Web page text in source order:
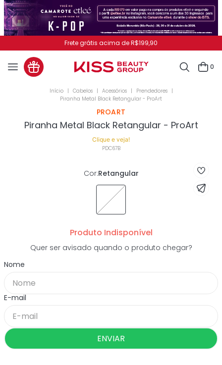
Frete grátis acima de R$199,90
0
Cabelos Acessórios
Prendedores
Piranha Metal Black Retangular - ProArt
PROART
Piranha Metal Black Retangular - ProArt
Clique e veja!
PDC67B
Cor:Retangular
Produto Indisponível
Quer ser avisado quando o produto chegar?
ENVIAR